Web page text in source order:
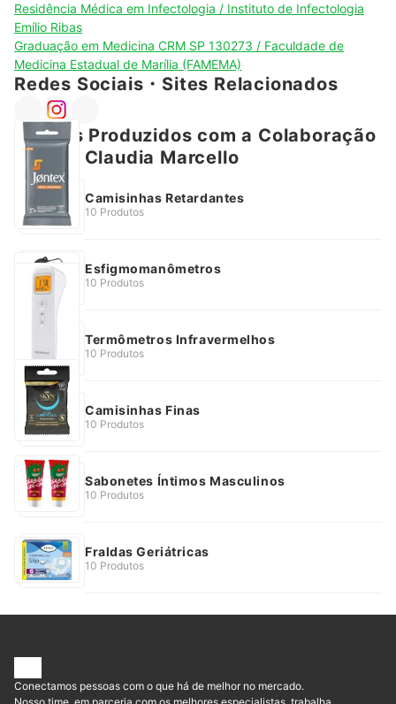
Residência Médica em Infectologia / Instituto de Infectologia
Emílio Ribas
Graduação em Medicina CRM SP 130273 / Faculdade de
Medicina Estadual de Marília (FAMEMA)
Redes Sociais・Sites Relacionados
Artigos Produzidos com a Colaboração
de Ana Claudia Marcello
Camisinhas Retardantes
10 Produtos
Esfigmomanômetros
10 Produtos
Termômetros Infravermelhos
10 Produtos
Camisinhas Finas
10 Produtos
Sabonetes Íntimos Masculinos
10 Produtos
Fraldas Geriátricas
10 Produtos
Conectamos pessoas com o que há de melhor no mercado.